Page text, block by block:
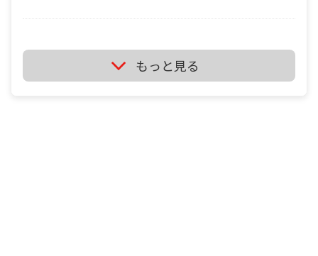
ミズノ ブースターsa vs ミズノ ブースターhp i'm
backhand player. i'm wheelchair table tennis
player . tt1 ミズノ ブースターsa vs ミズノ ブースタ
もっと見る